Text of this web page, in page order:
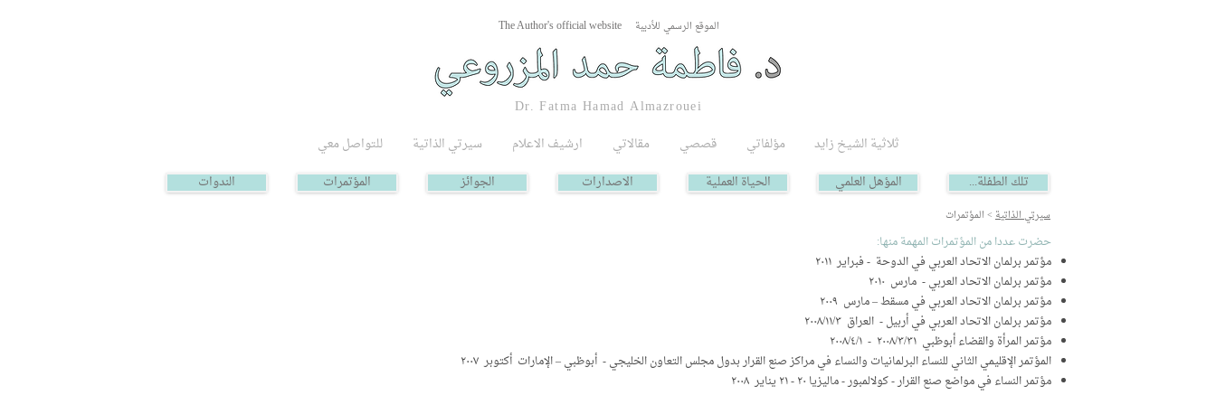
الموقع الرسمي للأديبةThe Author's official website
Dr. Fatma Hamad Almazrouei
للتواصل معي سيرتي الذاتية ارشيف الاعلام مقالاتي قصصي مؤلفاتي
ثلاثية الشيخ زايد
الندوات
المؤتمرات الجوائز الاصدارات الحياة العملية المؤهل العلمي ...تلك الطفلة
سيرتي الذاتية > المؤتمرات
‬حضرت‭ ‬عددا‭ ‬من‭ ‬المؤتمرات‭ ‬المهمة‭ ‬منها‭: ‬
مؤتمر‭ ‬برلمان‭ ‬الاتحاد‭ ‬العربي‭ ‬في‭ ‬الدوحة‭ ‬ - ‬فبراير ٢٠١١ ‬
‬مؤتمر‭ ‬برلمان‭ ‬الاتحاد‭ ‬العربي - ‭ ‬مارس ٢٠١٠ ‬
‬مؤتمر‭ ‬برلمان‭ ‬الاتحاد‭ ‬العربي‭ ‬في‭ ‬مسقط‭ ‬–‭ ‬مارس ٢٠٠٩ ‬
‬مؤتمر‭ ‬برلمان‭ ‬الاتحاد‭ ‬العربي‭ ‬في‭ ‬أربيل‭- ‬ العراق ٢٠٠٨/١١/٣
‬مؤتمر‭ ‬المرأة‭ ‬والقضاء‭ ‬أبوظبي ٢٠٠٨/٤/١‭ - ٢٠٠٨/٣/٣١
‬المؤتمر‭ ‬الإقليمي‭ ‬الثاني‭ ‬للنساء‭ ‬البرلمانيات‭ ‬والنساء‭ ‬في‭ ‬مراكز‭ ‬صنع‭ ‬القرار‭ ‬بدول‭ ‬مجلس‭ ‬التعاون‭ ‬الخليجي‭ - ‬أبوظبي‭ ‬–‭ ‬الإمارات‭ ‬أكتوبر‭٢٠٠٧
‬مؤتمر‭ ‬النساء‭ ‬في‭ ‬مواضع‭ ‬صنع‭ ‬القرار‭- ‬ كولالمبور‭- ‬ ماليزيا ٢٠ - ٢١ يناير‭ ‬ ٢٠٠٨